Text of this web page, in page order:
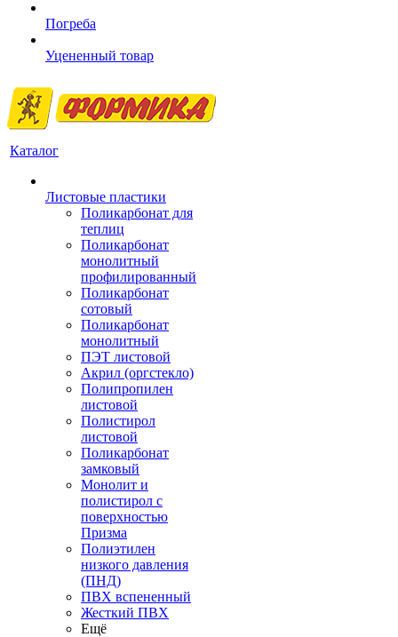
Погреба
Уцененный товар
Каталог
Листовые пластики
Поликарбонат для
теплиц
Поликарбонат
монолитный
профилированный
Поликарбонат
сотовый
Поликарбонат
монолитный
ПЭТ листовой
Акрил (оргстекло)
Полипропилен
листовой
Полистирол
листовой
Поликарбонат
замковый
Монолит и
полистирол с
поверхностью
Призма
Полиэтилен
низкого давления
(ПНД)
ПВХ вспененный
Жесткий ПВХ
Ещё